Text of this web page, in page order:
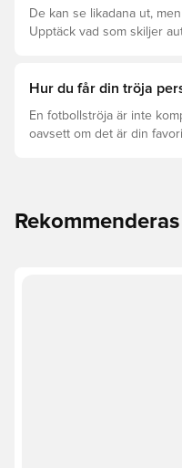
De kan se likadana ut,
Upptäck vad som skiljer
Hur du får din tröja
En fotbollströja är inte
oavsett om det är din